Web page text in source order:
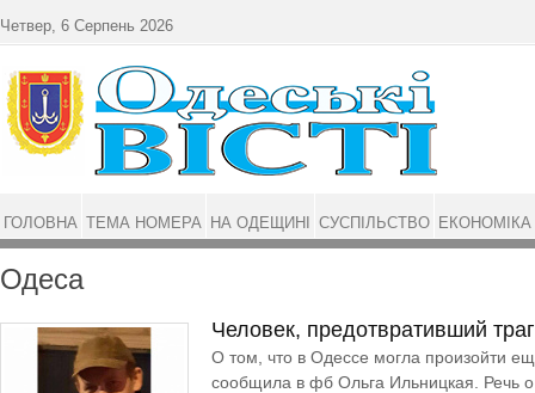
Одеса
Человек, предотвративший
О том, что в Одессе могла произойти
сообщила в фб Ольга Ильницкая. Речь
Четвер, 6 Серпень 2026
ГОЛОВНА ТЕМА НОМЕРА НА ОДЕЩИНІ СУСПІЛЬСТВО ЕКОНОМІКА